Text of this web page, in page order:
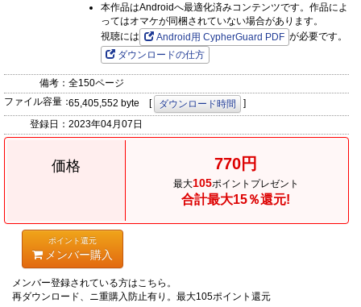
本作品はAndroidへ最適化済みコンテンツです。作品によ
ってはオマケが同梱されていない場合があります。
視聴には
Android用 CypherGuard PDF が必要です。
ダウンロードの仕方
備考： 全150ページ
ファイル容量：65,405,552 byte [ ダウンロード時間
]
登録日： 2023年04月07日
価格 770円
最大105ポイントプレゼント
合計最大15％還元!
ポイント還元
メンバー購入
メンバー登録されている方はこちら。
再ダウンロード、ニ重購入防止有り。最大105ポイント還元